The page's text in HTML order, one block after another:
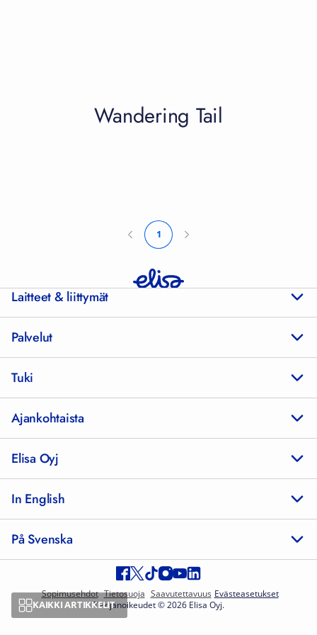
KAIKKI ARTIKKELIT
Wandering Tail
1
Laitteet & liittymät
Palvelut
Tuki
Ajankohtaista
Elisa Oyj
In English
På Svenska
Sopimusehdot Tietosuoja Saavutettavuus Evästeasetukset
Tekijänoikeudet © 2026 Elisa Oyj.